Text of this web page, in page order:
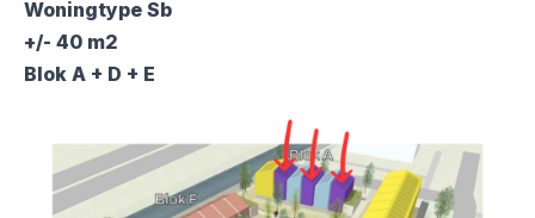
Woningtype Sb
+/- 40 m2
Blok A + D + E